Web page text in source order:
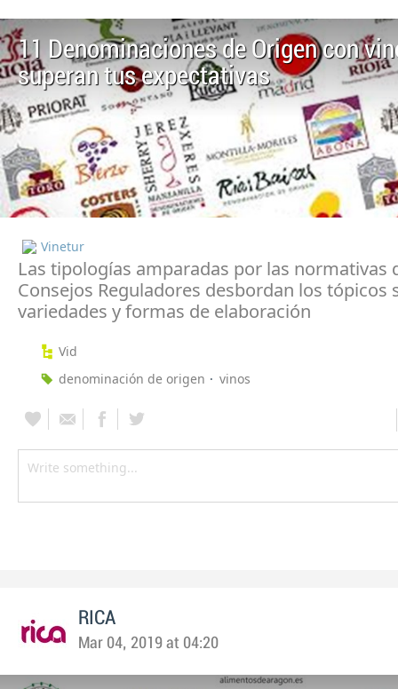
11 Denominaciones de Origen con
superan tus expectativas
Vinetur
Las tipologías amparadas por las normativas
Consejos Reguladores desbordan los tópicos
variedades y formas de elaboración
Vid
denominación de origen
vinos
RICA
Mar 04, 2019 at 04:20